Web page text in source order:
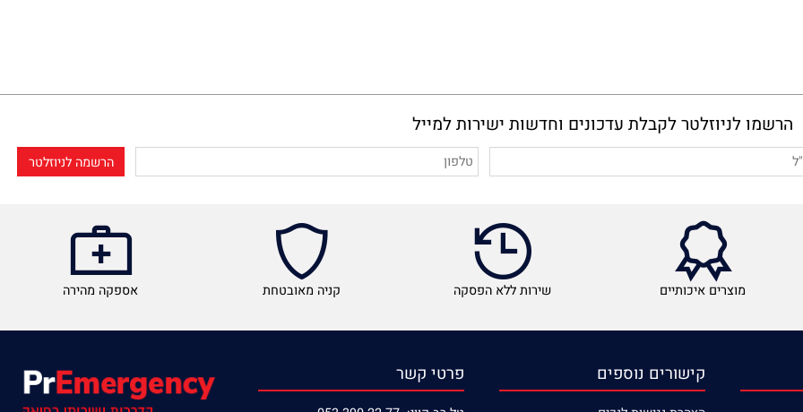
לניוזלטר לקבלת עדכונים וחדשות ישירות למייל